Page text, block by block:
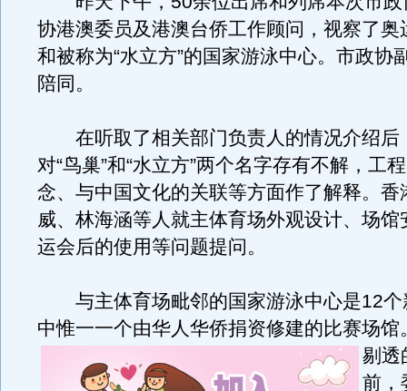
协港澳委员及港澳台侨工作顾问，视察了奥
和被称为“水立方”的国家游泳中心。市政协
陪同。
在听取了相关部门负责人的情况介绍后
对“鸟巢”和“水立方”两个名字存有不解，工
念、与中国文化的关联等方面作了解释。香
威、林海涵等人就主体育场外观设计、场馆
运会后的使用等问题提问。
与主体育场毗邻的国家游泳中心是12个
中惟一一个由华人华侨捐资修建的比赛场馆
剔透
前，